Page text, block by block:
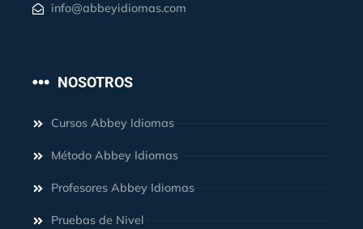
info@abbeyidiomas.com
NOSOTROS
Cursos Abbey Idiomas
Método Abbey Idiomas
Profesores Abbey Idiomas
Pruebas de Nivel